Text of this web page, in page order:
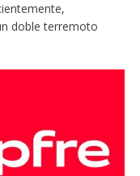
doble terremoto